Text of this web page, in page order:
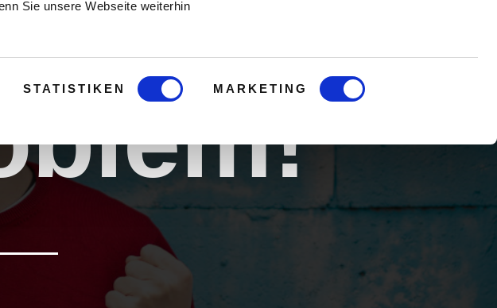
Sie unsere Webseite weiterhin
STATISTIKEN
MARKETING
für